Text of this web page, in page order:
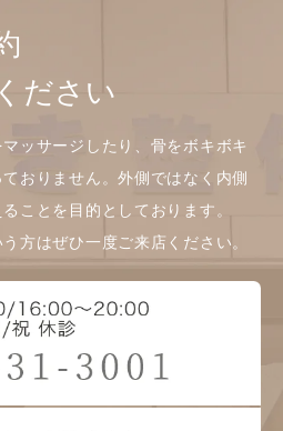
ださい
ッサージしたり、骨をボキボキ
おりません。外側ではなく内側
ことを目的としております。
方はぜひ一度ご来店ください。